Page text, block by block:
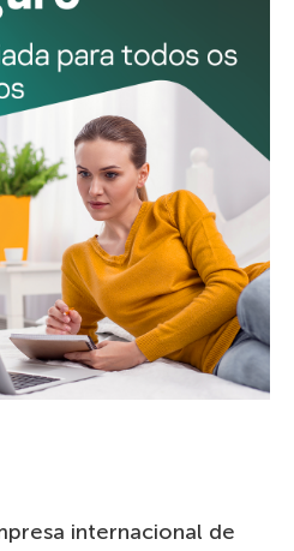
internacional de